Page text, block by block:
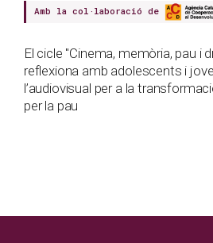
Amb la col·laboració de
El cicle "Cinema, memòria, pau i
reflexiona amb adolescents i
l’audiovisual per a la
per la pau